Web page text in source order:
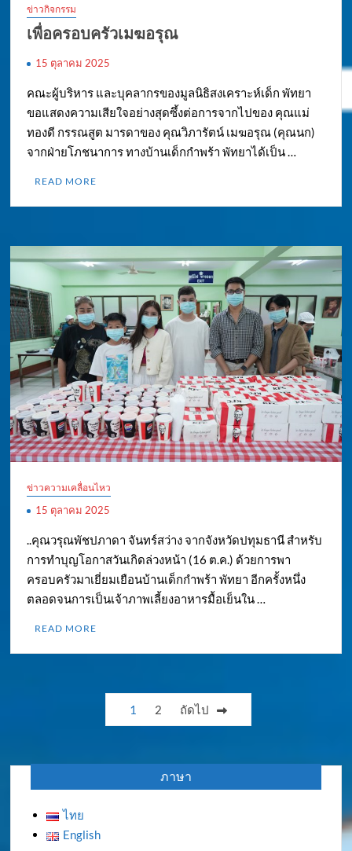
ข่าวกิจกรรม
เพื่อครอบครัวเมฆอรุณ
15 ตุลาคม 2025
คณะผู้บริหาร และบุคลากรของมูลนิธิสงเคราะห์เด็ก พัทยา
ขอแสดงความเสียใจอย่างสุดซึ้งต่อการจากไปของ คุณแม่
ทองดี กรรณสูต มารดาของ คุณวิภารัตน์ เมฆอรุณ (คุณนก)
จากฝ่ายโภชนาการ ทางบ้านเด็กกำพร้า พัทยาได้เป็น …
READ MORE
ข่าวความเคลื่อนไหว
15 ตุลาคม 2025
..คุณวรุณพัชปภาดา จันทร์สว่าง จากจังหวัดปทุมธานี สำหรับ
การทำบุญโอกาสวันเกิดล่วงหน้า (16 ต.ค.) ด้วยการพา
ครอบครัวมาเยี่ยมเยือนบ้านเด็กกำพร้า พัทยา อีกครั้งหนึ่ง
ตลอดจนการเป็นเจ้าภาพเลี้ยงอาหารมื้อเย็นใน …
READ MORE
pagination
1 2 ถัดไป
ภาษา
ไทย
English